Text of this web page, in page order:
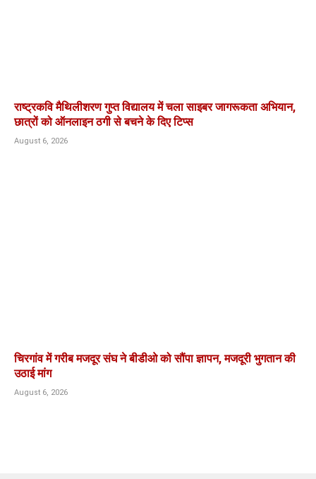
राष्ट्रकवि मैथिलीशरण गुप्त विद्यालय में चला साइबर जागरूकता अभियान,
छात्रों को ऑनलाइन ठगी से बचने के दिए टिप्स
August 6, 2026
चिरगांव में गरीब मजदूर संघ ने बीडीओ को सौंपा ज्ञापन, मजदूरी भुगतान की
उठाई मांग
August 6, 2026